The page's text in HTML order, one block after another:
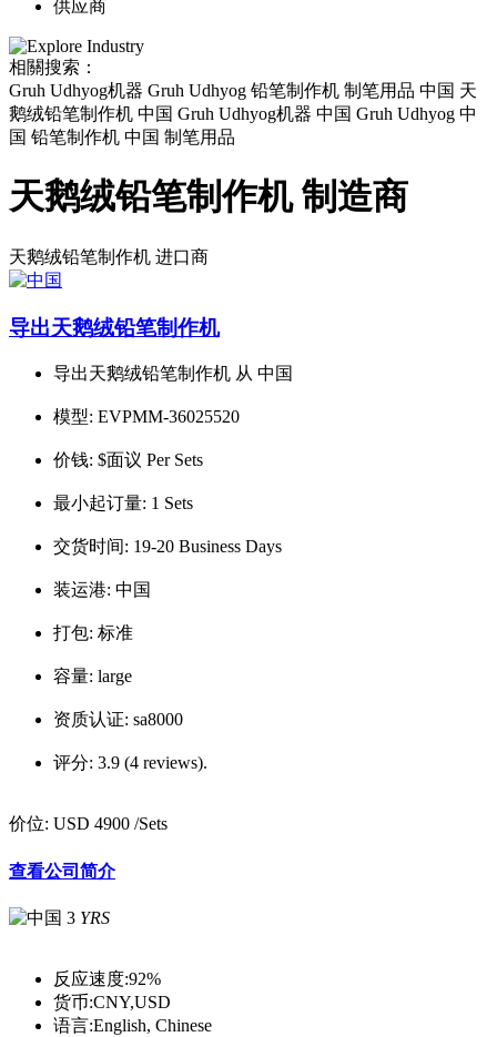
供应商
相關搜索：
Gruh Udhyog机器 Gruh Udhyog 铅笔制作机 制笔用品 中国 天
鹅绒铅笔制作机 中国 Gruh Udhyog机器 中国 Gruh Udhyog 中
国 铅笔制作机 中国 制笔用品
天鹅绒铅笔制作机 制造商
天鹅绒铅笔制作机 进口商
导出天鹅绒铅笔制作机
导出天鹅绒铅笔制作机 从 中国
模型: EVPMM-36025520
价钱: $面议 Per Sets
最小起订量: 1 Sets
交货时间: 19-20 Business Days
装运港: 中国
打包: 标准
容量: large
资质认证: sa8000
评分: 3.9 (4 reviews).
价位: USD 4900 /Sets
查看公司简介
3 YRS
反应速度:92%
货币:CNY,USD
语言:English, Chinese